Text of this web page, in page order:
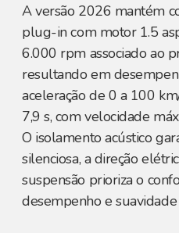
A versão 2026 mantém
plug-in com motor 1.5
6.000 rpm associado ao
resultando em
aceleração de 0 a 100
7,9 s, com velocidade
O isolamento acústico
silenciosa, a direção
suspensão prioriza o
desempenho e